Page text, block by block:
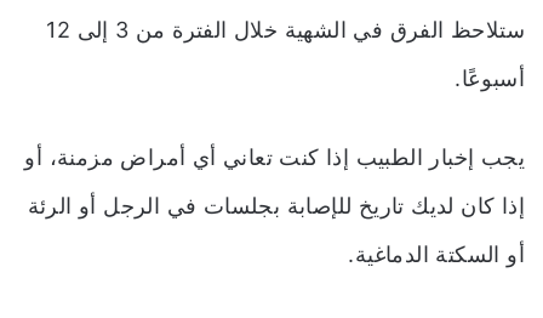
ستلاحظ الفرق في الشهية خلال الفترة من 3 إلى 12
أسبوعًا.
يجب إخبار الطبيب إذا كنت تعاني أي أمراض مزمنة، أو
إذا كان لديك تاريخ للإصابة بجلسات في الرجل أو الرئة
أو السكتة الدماغية.